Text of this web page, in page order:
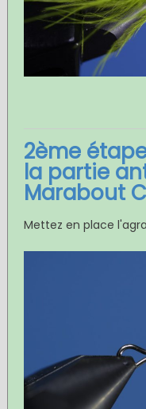
2ème
la partie
Marabout
Mettez en place